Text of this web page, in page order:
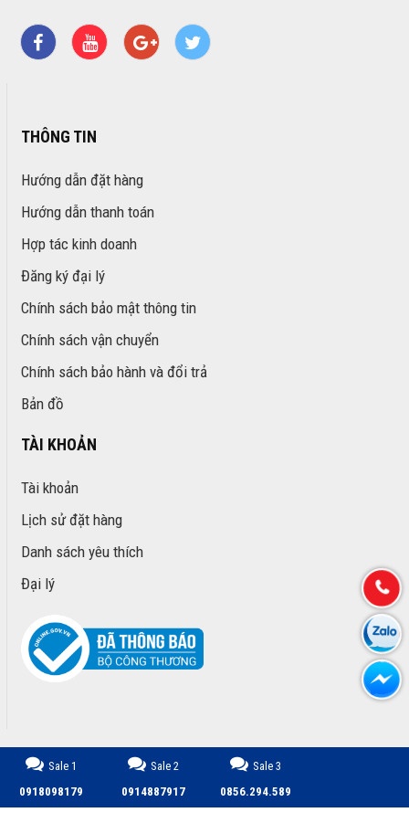
THÔNG TIN
Hướng dẫn đặt hàng
Hướng dẫn thanh toán
Hợp tác kinh doanh
Đăng ký đại lý
Chính sách bảo mật thông tin
Chính sách vận chuyển
Chính sách bảo hành và đổi trả
Bản đồ
TÀI KHOẢN
Tài khoản
Lịch sử đặt hàng
Danh sách yêu thích
Đại lý
Sale 1
0918098179
Sale 2
0914887917
Sale 3
0856.294.589